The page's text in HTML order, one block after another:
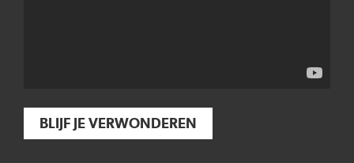
BLIJF JE VERWONDEREN